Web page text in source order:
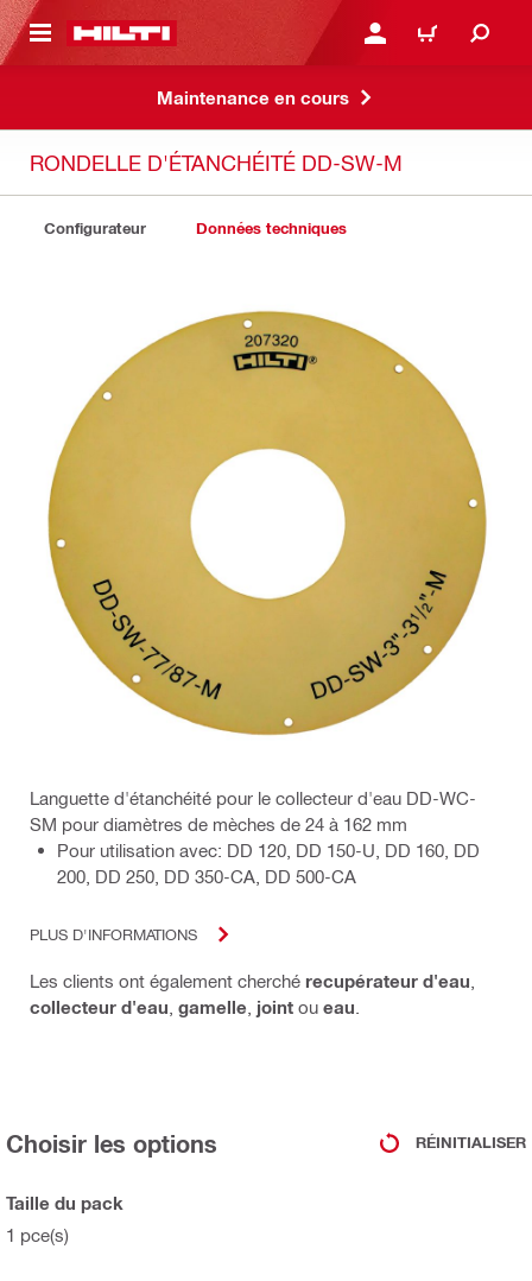
CONTENT CONNEXION OU
PANIER
Maintenance en cours
RONDELLE D'ÉTANCHÉITÉ DD-SW-M
Configurateur Données techniques
Languette d'étanchéité pour le collecteur d'eau DD-WC-
SM pour diamètres de mèches de 24 à 162 mm
Pour utilisation avec: DD 120, DD 150-U, DD 160, DD
200, DD 250, DD 350-CA, DD 500-CA
PLUS D'INFORMATIONS
Les clients ont également cherché recupérateur d'eau
collecteur d'eau gamelle joint ou eau
Choisir les options RÉINITIALISER
Taille du pack
1 pce(s)